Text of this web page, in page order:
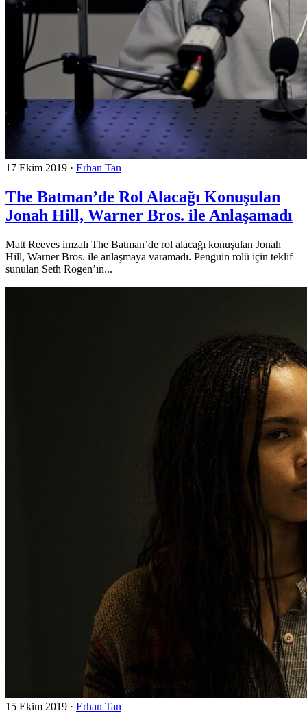
17 Ekim 2019 · Erhan Tan
The Batman’de Rol Alacağı Konuşulan
Jonah Hill, Warner Bros. ile Anlaşamadı
Matt Reeves imzalı The Batman’de rol alacağı konuşulan Jonah
Hill, Warner Bros. ile anlaşmaya varamadı. Penguin rolü için teklif
sunulan Seth Rogen’ın...
15 Ekim 2019 · Erhan Tan